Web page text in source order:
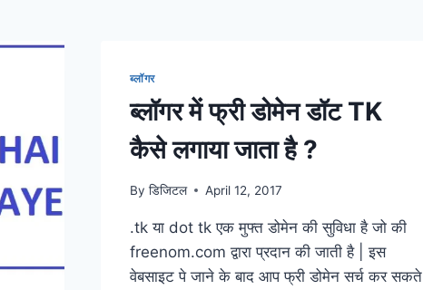
ब्लॉगर
ब्लॉगर में फ्री डोमेन डॉट TK
कैसे लगाया जाता है ?
By डिजिटल April 12, 2017
.tk या dot tk एक मुफ्त डोमेन की सुविधा है जो की
freenom.com द्वारा प्रदान की जाती है | इस
वेबसाइट पे जाने के बाद आप फ्री डोमेन सर्च कर सकते